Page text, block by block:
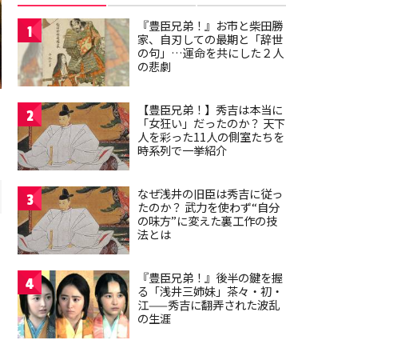
1
『豊臣兄弟！』お市と柴田勝
家、自刃しての最期と「辞世
の句」…運命を共にした２人
の悲劇
2
【豊臣兄弟！】秀吉は本当に
「女狂い」だったのか？ 天下
人を彩った11人の側室たちを
時系列で一挙紹介
3
なぜ浅井の旧臣は秀吉に従っ
たのか？ 武力を使わず“自分
の味方”に変えた裏工作の技
法とは
4
『豊臣兄弟！』後半の鍵を握
る「浅井三姉妹」茶々・初・
江——秀吉に翻弄された波乱
の生涯